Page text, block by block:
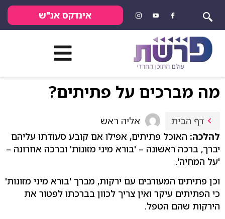
אינדקס אנ"ש
מה מברכים על פתיתים?
דף הבית אליה ראש
להלכה: האוכל פתיתים, אפילו אם קובע סעודתו עליהם
יברך, ברכה ראשונה – 'בורא מיני מזונות' וברכה אחרונה –
'על המחיה'.
וכן פתיתים המעורבים עם ירקות, מברך 'בורא מיני מזונות'
כי הפתיתים עיקר ואין צריך לכוון בברכתו לפטור את
הירקות שהם הטפל.